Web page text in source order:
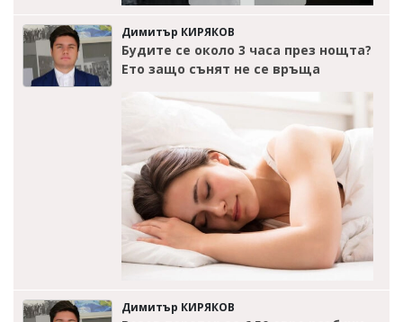
Димитър КИРЯКОВ
Будите се около 3 часа през нощта?
Ето защо сънят не се връща
Димитър КИРЯКОВ